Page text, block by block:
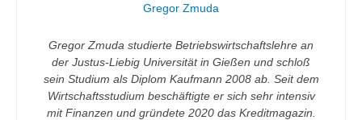
Gregor Zmuda
Gregor Zmuda studierte Betriebswirtschaftslehre an
der Justus-Liebig Universität in Gießen und schloß
sein Studium als Diplom Kaufmann 2008 ab. Seit dem
Wirtschaftsstudium beschäftigte er sich sehr intensiv
mit Finanzen und gründete 2020 das Kreditmagazin.